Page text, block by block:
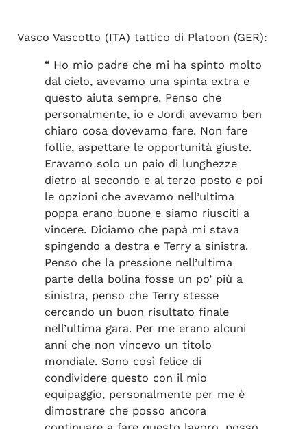
Vasco Vascotto (ITA) tattico di Platoon (GER):
“ Ho mio padre che mi ha spinto molto
dal cielo, avevamo una spinta extra e
questo aiuta sempre. Penso che
personalmente, io e Jordi avevamo ben
chiaro cosa dovevamo fare. Non fare
follie, aspettare le opportunità giuste.
Eravamo solo un paio di lunghezze
dietro al secondo e al terzo posto e poi
le opzioni che avevamo nell’ultima
poppa erano buone e siamo riusciti a
vincere. Diciamo che papà mi stava
spingendo a destra e Terry a sinistra.
Penso che la pressione nell’ultima
parte della bolina fosse un po’ più a
sinistra, penso che Terry stesse
cercando un buon risultato finale
nell’ultima gara. Per me erano alcuni
anni che non vincevo un titolo
mondiale. Sono così felice di
condividere questo con il mio
equipaggio, personalmente per me è
dimostrare che posso ancora